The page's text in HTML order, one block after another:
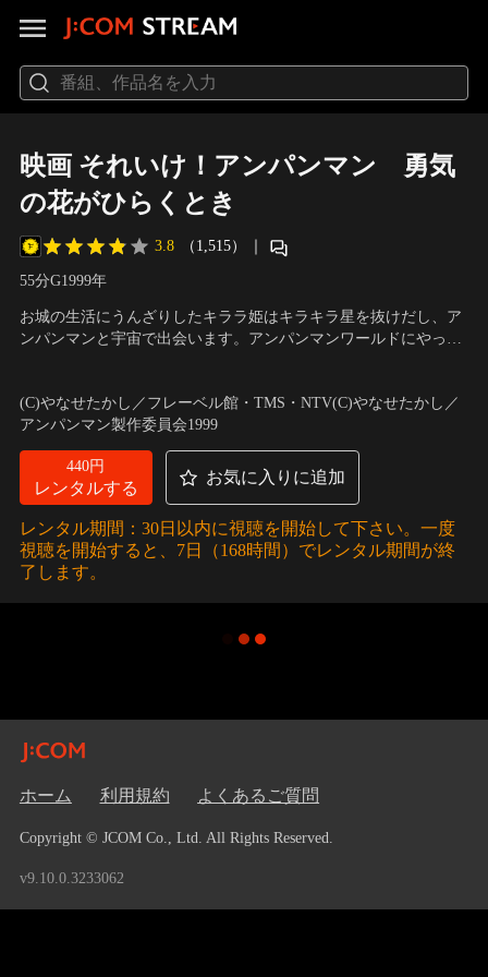
映画 それいけ！アンパンマン 勇気
の花がひらくとき
3.8 （1,515） ｜
55分G1999年
お城の生活にうんざりしたキララ姫はキラキラ星を抜けだし、ア
ンパンマンと宇宙で出会います。アンパンマンワールドにやって
た…。
(C)やなせたかし／フレーベル館・TMS・NTV(C)やなせたかし／
アンパンマン製作委員会1999
440円
レンタルする
お気に入りに追加
レンタル期間：30日以内に視聴を開始して下さい。一度
視聴を開始すると、7日（168時間）でレンタル期間が終
了します。
ホーム 利用規約 よくあるご質問
Copyright © JCOM Co., Ltd. All Rights Reserved.
v9.10.0.3233062